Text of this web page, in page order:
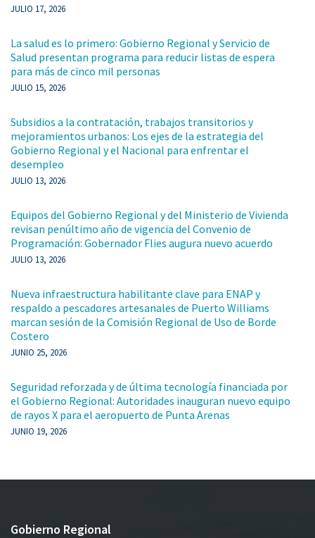
JULIO 17, 2026
La salud es lo primero: Gobierno Regional y Servicio de
Salud presentan programa para reducir listas de espera
para más de cinco mil personas
JULIO 15, 2026
Subsidios a la contratación, trabajos transitorios y
mejoramientos urbanos: Los ejes de la estrategia del
Gobierno Regional y el Nacional para enfrentar el
desempleo
JULIO 13, 2026
Equipos del Gobierno Regional y del Ministerio de Vivienda
revisan penúltimo año de vigencia del Convenio de
Programación: Gobernador Flies augura nuevo acuerdo
JULIO 13, 2026
Nueva infraestructura habilitante clave para ENAP y
respaldo a pescadores artesanales de Puerto Williams
marcan sesión de la Comisión Regional de Uso de Borde
Costero
JUNIO 25, 2026
Seguridad reforzada y de última tecnología financiada por
el Gobierno Regional: Autoridades inauguran nuevo equipo
de rayos X para el aeropuerto de Punta Arenas
JUNIO 19, 2026
Gobierno Regional